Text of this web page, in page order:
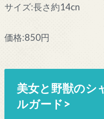
サイズ:長さ約14cn
価格:850円
美女と野獣のシ
ルガード>